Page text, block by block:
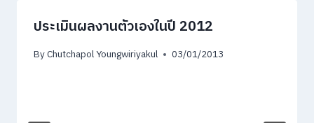
ประเมินผลงานตัวเองในปี 2012
ByChutchapol Youngwiriyakul 03/01/2013